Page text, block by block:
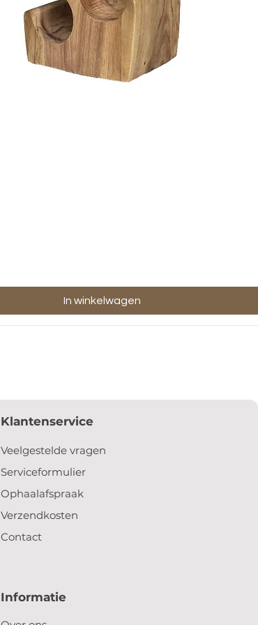
In winkelwagen
Klantenservice
Veelgestelde vragen
Serviceformulier
Ophaalafspraak
Verzendkosten
Contact
Informatie